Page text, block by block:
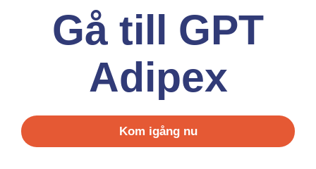
Gå till GPT
Adipex
Kom igång nu